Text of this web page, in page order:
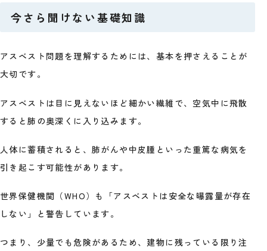
今さら聞けない基礎知識
アスベスト問題を理解するためには、基本を押さえることが
大切です。
アスベストは目に見えないほど細かい繊維で、空気中に飛散
すると肺の奥深くに入り込みます。
人体に蓄積されると、肺がんや中皮腫といった重篤な病気を
引き起こす可能性があります。
世界保健機関（WHO）も「アスベストは安全な曝露量が存在
しない」と警告しています。
つまり、少量でも危険があるため、建物に残っている限り注